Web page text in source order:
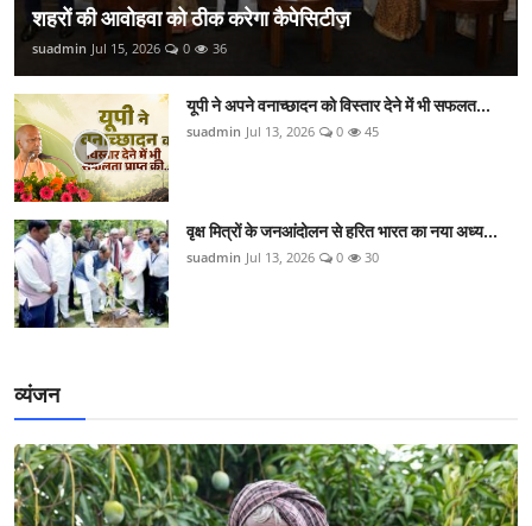
शहरों की आवोहवा को ठीक करेगा कैपेसिटीज़
suadmin Jul 15, 2026 0 36
यूपी ने अपने वनाच्छादन को विस्तार देने में भी सफलत...
suadmin Jul 13, 2026 0 45
वृक्ष मित्रों के जनआंदोलन से हरित भारत का नया अध्य...
suadmin Jul 13, 2026 0 30
व्यंजन